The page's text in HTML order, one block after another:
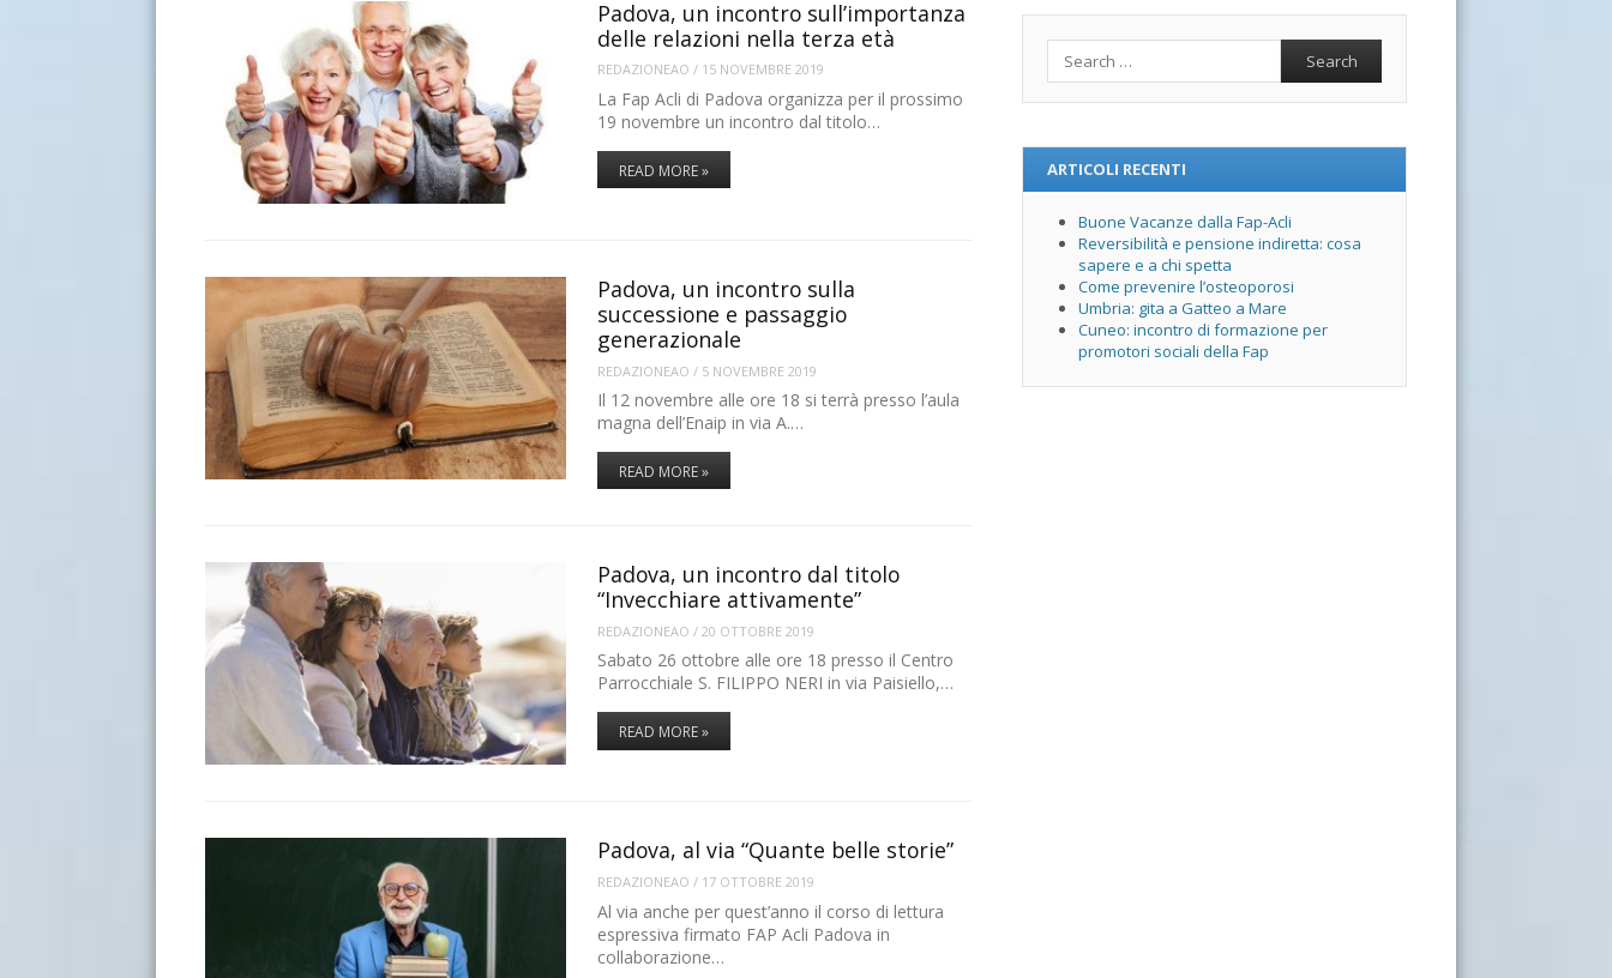
Padova, un incontro sull’importanza
delle relazioni nella terza età
REDAZIONEAO / 15 NOVEMBRE 2019
La Fap Acli di Padova organizza per il prossimo
19 novembre un incontro dal titolo…
READ MORE »
Padova, un incontro sulla
successione e passaggio
generazionale
REDAZIONEAO / 5 NOVEMBRE 2019
Il 12 novembre alle ore 18 si terrà presso l’aula
magna dell’Enaip in via A.…
READ MORE »
Padova, un incontro dal titolo
“Invecchiare attivamente”
REDAZIONEAO / 20 OTTOBRE 2019
Sabato 26 ottobre alle ore 18 presso il Centro
Parrocchiale S. FILIPPO NERI in via Paisiello,…
READ MORE »
Padova, al via “Quante belle storie”
REDAZIONEAO / 17 OTTOBRE 2019
Al via anche per quest’anno il corso di lettura
espressiva firmato FAP Acli Padova in
collaborazione…
ARTICOLI RECENTI
Buone Vacanze dalla Fap-Acli
Reversibilità e pensione indiretta: cosa
sapere e a chi spetta
Come prevenire l’osteoporosi
Umbria: gita a Gatteo a Mare
Cuneo: incontro di formazione per
promotori sociali della Fap